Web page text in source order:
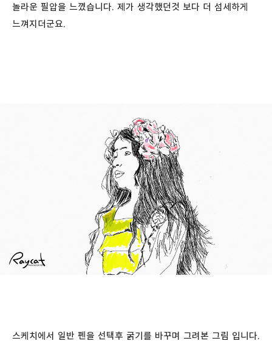
놀라운 필압을 느꼈습니다. 제가 생각했던것 보다 더 섬세하게
느껴지더군요.
스케치에서 일반 펜을 선택후 굵기를 바꾸며 그려본 그림 입니다.